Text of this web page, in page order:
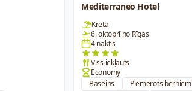
Mediterraneo Hotel
Krēta
6. oktobrī no Rīgas
4 naktis
Viss iekļauts
Economy
Baseins
Piemērots bērniem